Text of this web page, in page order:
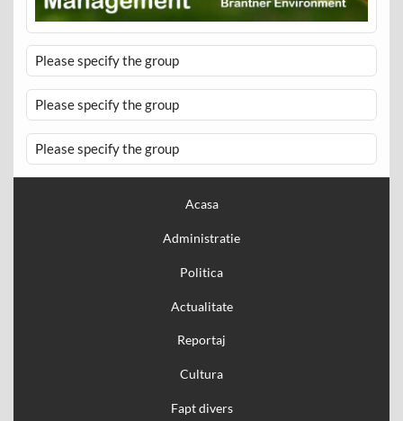
Please specify the group
Please specify the group
Please specify the group
Acasa
Administratie
Politica
Actualitate
Reportaj
Cultura
Fapt divers